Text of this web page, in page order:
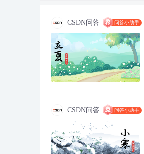
CSDN问答 问答小助手
CSDN问答 问答小助手